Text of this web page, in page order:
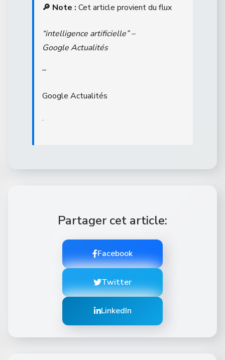
🔎 Note : Cet article provient du flux
“intelligence artificielle” –
Google Actualités
–
Google Actualités
.
Partager cet article:
Facebook
Twitter
LinkedIn